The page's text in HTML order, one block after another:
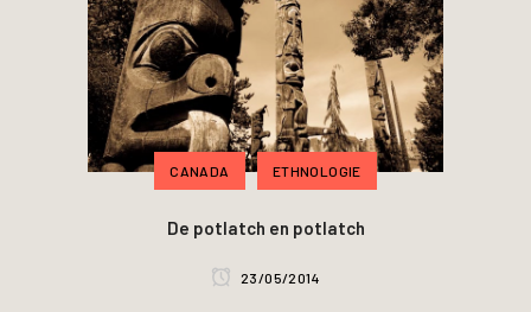
CANADA ETHNOLOGIE
De potlatch en potlatch
23/05/2014